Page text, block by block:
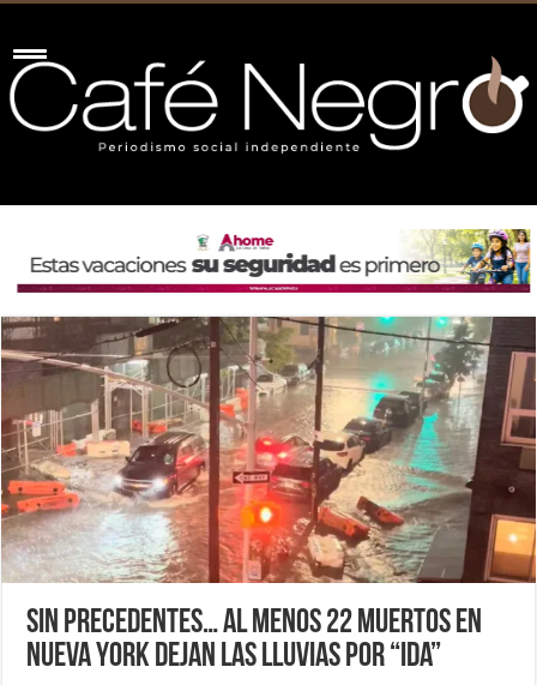
Sin precedentes… Al menos 22 muertos en
Nueva York dejan las lluvias por “Ida”